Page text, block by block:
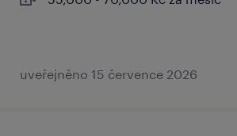
uveřejněno 15 července 2026